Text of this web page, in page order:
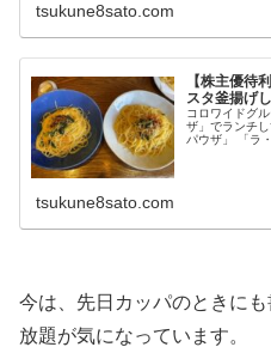
tsukune8sato.com
【株主優待
スタ釜揚げ
コロワイドグ
ザ」でランチ
パウザ」 「ラ
tsukune8sato.com
今は、先日カッパのときに
放題が気になっています。